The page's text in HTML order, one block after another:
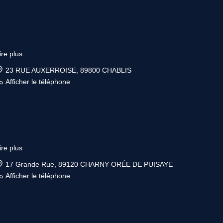
plus
23 RUE AUXERROISE, 89800 CHABLIS
Afficher le téléphone
plus
17 Grande Rue, 89120 CHARNY ORÉE DE PUISAYE
Afficher le téléphone